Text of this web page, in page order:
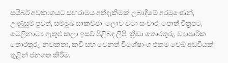
සයිබර් අවකාශයට සඟරාමය අත්දැකීමක් ලබාදීමේ අරමුණෙන්,
උණුසුම් පුවත්, සම්මුඛ සාකච්ඡා, ලොව වටා සංචාර, පොත්,චිත්‍රපට,
ටෙලිනාට්‍ය ඇතුළු කලා ඉසව් පිළිබඳ ලිපි, ක්‍රීඩා තොරතුරු, ව්‍යාපාරික
තොරතුරු, නවකතා, කවි සහ වෙනත් විශේෂාංග එකම වෙබ් අඩවියක්
තුළින් ජනගත කිරීම.